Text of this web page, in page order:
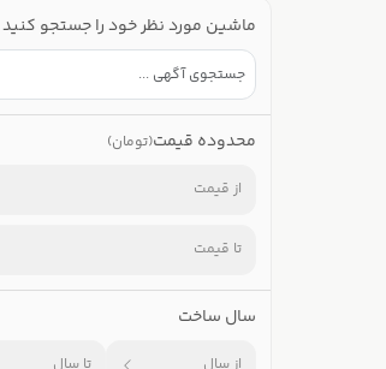
ماشین مورد نظر خود را جستجو کنید
محدوده قیمت(تومان)
از قیمت
تا قیمت
سال ساخت